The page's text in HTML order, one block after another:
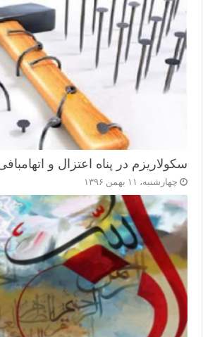
سکولاریزم در پناه اعتزال و اتهام‎بافی
چهارشنبه، ۱۱ بهمن ۱۳۹۶